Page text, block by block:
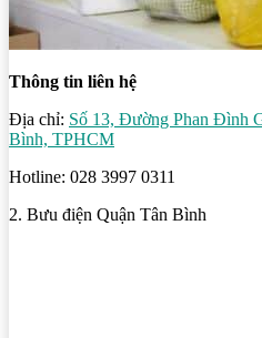
Thông tin liên hệ
Địa chỉ: Số 13, Đường Phan Đình
Bình, TPHCM
Hotline: 028 3997 0311
2. Bưu điện Quận Tân Bình